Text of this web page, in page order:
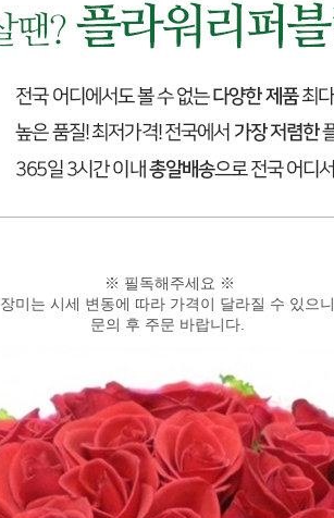
※ 필독해주세요 ※
장미는 시세 변동에 따라 가격이 달라질 수 있으니
문의 후 주문 바랍니다.